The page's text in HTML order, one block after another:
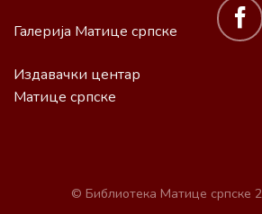
Галерија Матице српске
Издавачки центар
Матице српске
© Библиотека Матице српске